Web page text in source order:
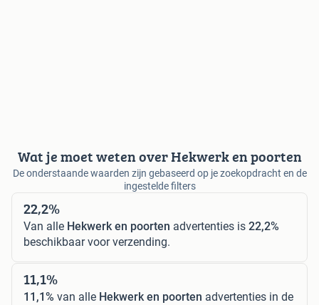
Wat je moet weten over Hekwerk en poorten
De onderstaande waarden zijn gebaseerd op je zoekopdracht en de
ingestelde filters
22,2%
Van alle Hekwerk en poorten advertenties is 22,2%
beschikbaar voor verzending.
11,1%
11,1% van alle Hekwerk en poorten advertenties in de